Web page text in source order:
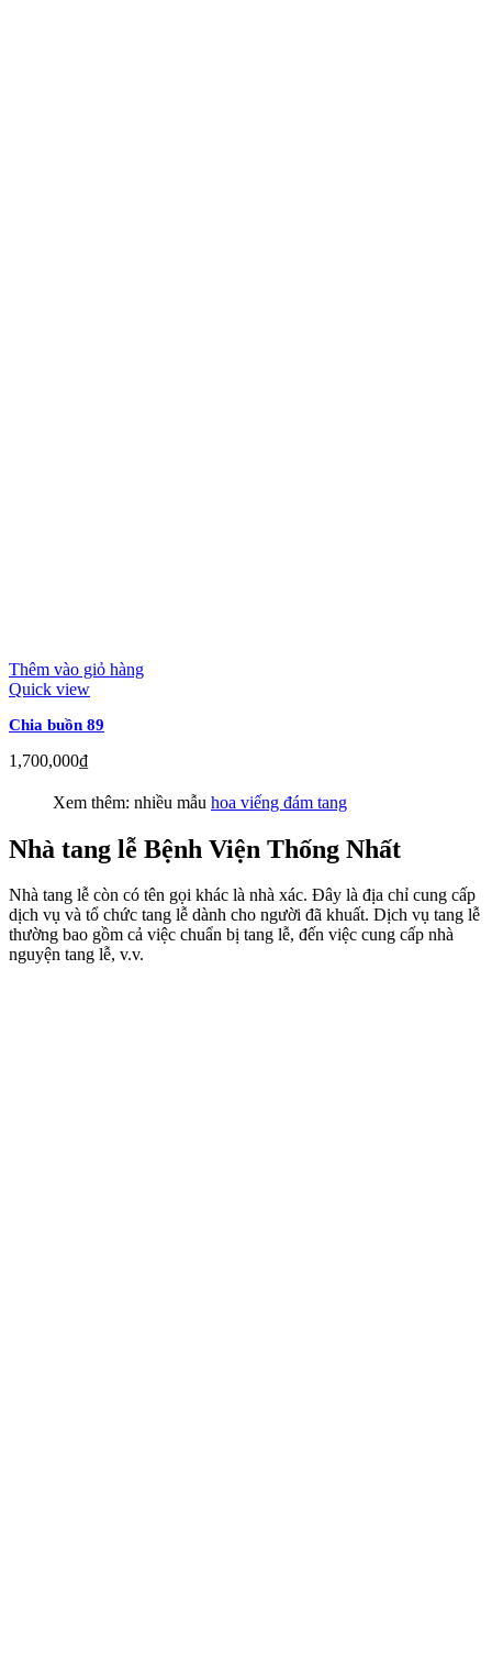
Thêm vào giỏ hàng
Quick view
Chia buồn 89
1,700,000₫
Xem thêm: nhiều mẫu hoa viếng đám tang
Nhà tang lễ Bệnh Viện Thống Nhất
Nhà tang lễ còn có tên gọi khác là nhà xác. Đây là địa chỉ cung cấp
dịch vụ và tổ chức tang lễ dành cho người đã khuất. Dịch vụ tang lễ
thường bao gồm cả việc chuẩn bị tang lễ, đến việc cung cấp nhà
nguyện tang lễ, v.v.